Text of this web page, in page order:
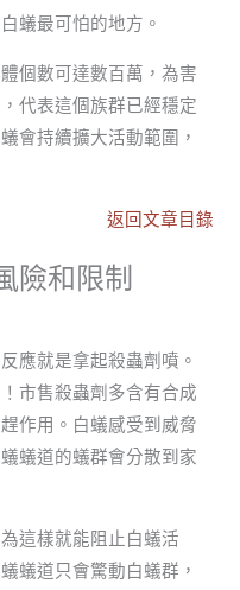
蟻最可怕的地方。
個數可達數百萬，為害
代表這個族群已經穩定
會持續擴大活動範圍，
返回文章目錄
險和限制
應就是拿起殺蟲劑噴。
市售殺蟲劑多含有合成
作用。白蟻感受到威脅
蟻道的蟻群會分散到家
這樣就能阻止白蟻活
蟻道只會驚動白蟻群，